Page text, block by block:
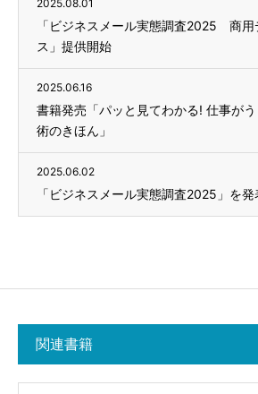
2025.08.01
「ビジネスメール実態調査2025 商用
ス」提供開始
2025.06.16
書籍発売「パッと見てわかる! 仕事が
術のきほん」
2025.06.02
「ビジネスメール実態調査2025」を
関連書籍